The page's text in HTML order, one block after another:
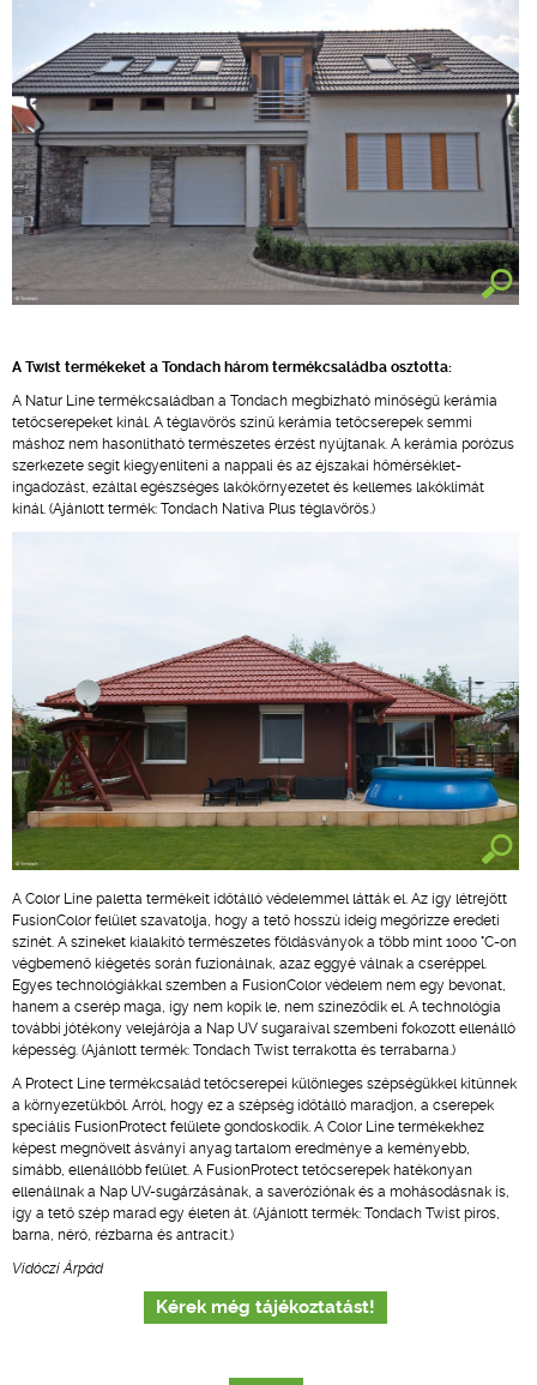
A Twist termékeket a Tondach három termékcsaládba osztotta:
A Natur Line termékcsaládban a Tondach megbízható minőségű kerámia
tetőcserepeket kínál. A téglavörös színű kerámia tetőcserepek semmi
máshoz nem hasonlítható természetes érzést nyújtanak. A kerámia porózus
szerkezete segít kiegyenlíteni a nappali és az éjszakai hőmérséklet-
ingadozást, ezáltal egészséges lakókörnyezetet és kellemes lakóklímát
kínál. (Ajánlott termék: Tondach Nativa Plus téglavörös.)
A Color Line paletta termékeit időtálló védelemmel látták el. Az így létrejött
FusionColor felület szavatolja, hogy a tető hosszú ideig megőrizze eredeti
színét. A színeket kialakító természetes földásványok a több mint 1000 °C-on
végbemenő kiégetés során fuzionálnak, azaz eggyé válnak a cseréppel.
Egyes technológiákkal szemben a FusionColor védelem nem egy bevonat,
hanem a cserép maga, így nem kopik le, nem színeződik el. A technológia
további jótékony velejárója a Nap UV sugaraival szembeni fokozott ellenálló
képesség. (Ajánlott termék: Tondach Twist terrakotta és terrabarna.)
A Protect Line termékcsalád tetőcserepei különleges szépségükkel kitűnnek
a környezetükből. Arról, hogy ez a szépség időtálló maradjon, a cserepek
speciális FusionProtect felülete gondoskodik. A Color Line termékekhez
képest megnövelt ásványi anyag tartalom eredménye a keményebb,
simább, ellenállóbb felület. A FusionProtect tetőcserepek hatékonyan
ellenállnak a Nap UV-sugárzásának, a saveróziónak és a mohásodásnak is,
így a tető szép marad egy életen át. (Ajánlott termék: Tondach Twist piros,
barna, néró, rézbarna és antracit.)
Vidóczi Árpád
Kérek még tájékoztatást!